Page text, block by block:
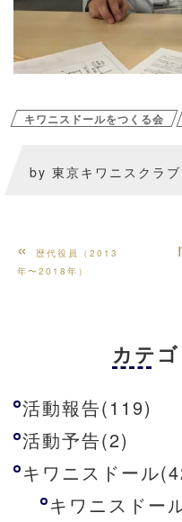
キワニスドールをつくる会
by 東京キワニスクラブ
«
歴代役員（2013
年〜2018年）
カテ
活動報告(119)
活動予告(2)
キワニスドール
キワニスドー